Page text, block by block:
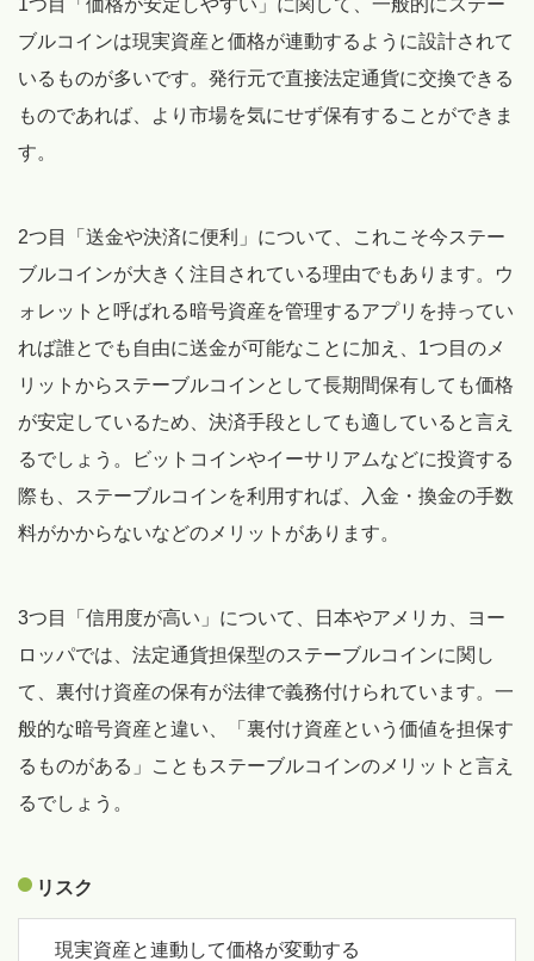
ブルコインは現実資産と価格が連動するように設計されて
いるものが多いです。発行元で直接法定通貨に交換できる
ものであれば、より市場を気にせず保有することができま
す。
2つ目「送金や決済に便利」について、これこそ今ステー
ブルコインが大きく注目されている理由でもあります。ウ
ォレットと呼ばれる暗号資産を管理するアプリを持ってい
れば誰とでも自由に送金が可能なことに加え、1つ目のメ
リットからステーブルコインとして長期間保有しても価格
が安定しているため、決済手段としても適していると言え
るでしょう。ビットコインやイーサリアムなどに投資する
際も、ステーブルコインを利用すれば、入金・換金の手数
料がかからないなどのメリットがあります。
3つ目「信用度が高い」について、日本やアメリカ、ヨー
ロッパでは、法定通貨担保型のステーブルコインに関し
て、裏付け資産の保有が法律で義務付けられています。一
般的な暗号資産と違い、「裏付け資産という価値を担保す
るものがある」こともステーブルコインのメリットと言え
るでしょう。
リスク
現実資産と連動して価格が変動する